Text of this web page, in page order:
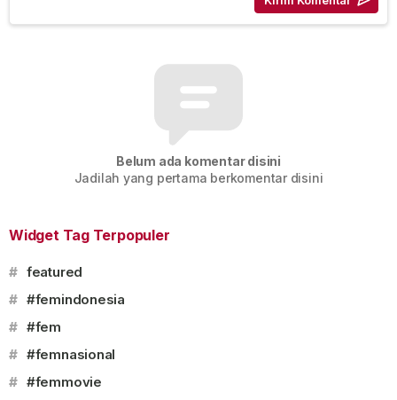
Belum ada komentar disini
Jadilah yang pertama berkomentar disini
Widget Tag Terpopuler
# featured
# #femindonesia
# #fem
# #femnasional
# #femmovie